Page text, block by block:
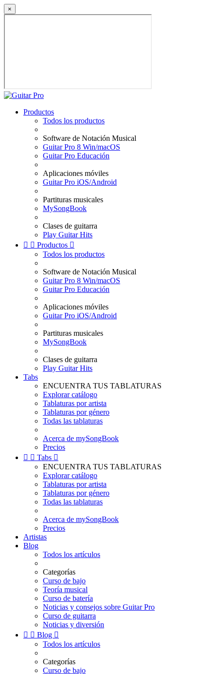
×
Productos
Todos los productos
Software de Notación Musical
Guitar Pro 8 Win/macOS
Guitar Pro Educación
Aplicaciones móviles
Guitar Pro iOS/Android
Partituras musicales
MySongBook
Clases de guitarra
Play Guitar Hits
  Productos 
Todos los productos
Software de Notación Musical
Guitar Pro 8 Win/macOS
Guitar Pro Educación
Aplicaciones móviles
Guitar Pro iOS/Android
Partituras musicales
MySongBook
Clases de guitarra
Play Guitar Hits
Tabs
ENCUENTRA TUS TABLATURAS
Explorar catálogo
Tablaturas por artista
Tablaturas por género
Todas las tablaturas
Acerca de mySongBook
Precios
  Tabs 
ENCUENTRA TUS TABLATURAS
Explorar catálogo
Tablaturas por artista
Tablaturas por género
Todas las tablaturas
Acerca de mySongBook
Precios
Artistas
Blog
Todos los artículos
Categorías
Curso de bajo
Teoría musical
Curso de batería
Noticias y consejos sobre Guitar Pro
Curso de guitarra
Noticias y diversión
  Blog 
Todos los artículos
Categorías
Curso de bajo